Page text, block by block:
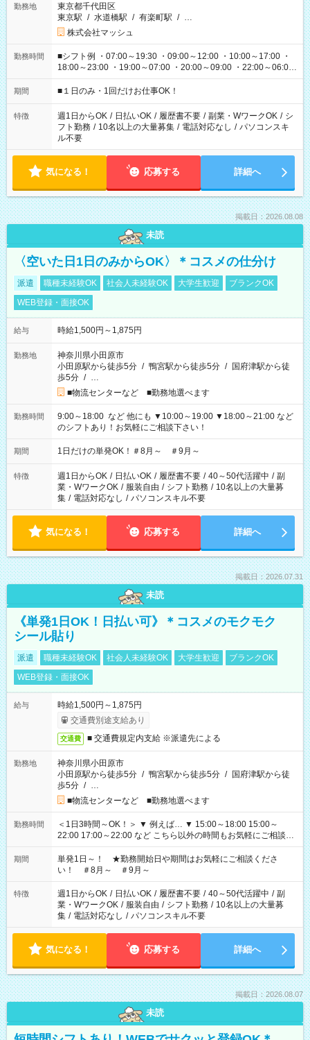
勤務地
東京都千代田区
東京駅 / 水道橋駅 / 有楽町駅 / …
株式会社マッシュ
勤務時間
■シフト例 ・07:00～19:30 ・09:00～12:00 ・10:00～17:00 ・
18:00～23:00 ・19:00～07:00 ・20:00～09:00 ・22:00～06:00
etc ★最短で3時間で5,120円のお仕事から 15時間で2万円近く稼
げるお仕事も！ ご希望のお時間に合わせてご紹介！ ※シフトは
ください！
期間 ■１日のみ・1回だけお仕事OK！
特徴 週1日からOK / 日払いOK / 履歴書不要 / 副業・WワークOK / シ
フト勤務 / 10名以上の大量募集 / 電話対応なし / パソコンスキ
ル不要
気になる！ 応募する 詳細へ
掲載日：2026.08.08
未読
〈空いた日1日のみからOK〉＊コスメの仕分け
派遣 職種未経験OK 社会人未経験OK 大学生歓迎
ブランクOK
WEB登録・面接OK
給与 時給1,500円～1,875円
勤務地
神奈川県小田原市
小田原駅から徒歩5分 / 鴨宮駅から徒歩5分 / 国府津駅から徒
歩5分 / …
■物流センターなど ■勤務地選べます
勤務時間
9:00～18:00 など 他にも ▼10:00～19:00 ▼18:00～21:00 など
のシフトあり！お気軽にご相談下さい！
期間 1日だけの単発OK！＃8月～ ＃9月～
特徴 週1日からOK / 日払いOK / 履歴書不要 / 40～50代活躍中 / 副
業・WワークOK / 服装自由 / シフト勤務 / 10名以上の大量募
集 / 電話対応なし / パソコンスキル不要
気になる！ 応募する 詳細へ
掲載日：2026.07.31
未読
《単発1日OK！日払い可》＊コスメのモクモク
シール貼り
派遣 職種未経験OK 社会人未経験OK 大学生歓迎
ブランクOK
WEB登録・面接OK
給与
時給1,500円～1,875円
交通費別途支給あり
交通費 ■ 交通費規定内支給 ※派遣先による
勤務地
神奈川県小田原市
小田原駅から徒歩5分 / 鴨宮駅から徒歩5分 / 国府津駅から徒
歩5分 / …
■物流センターなど ■勤務地選べます
勤務時間
＜1日3時間～OK！＞ ▼ 例えば… ▼ 15:00～18:00 15:00～
22:00 17:00～22:00 など こちら以外の時間もお気軽にご相談く
ださい！
期間
単発1日～！ ★勤務開始日や期間はお気軽にご相談くださ
い！ ＃8月～ ＃9月～
特徴 週1日からOK / 日払いOK / 履歴書不要 / 40～50代活躍中 / 副
業・WワークOK / 服装自由 / シフト勤務 / 10名以上の大量募
集 / 電話対応なし / パソコンスキル不要
気になる！ 応募する 詳細へ
掲載日：2026.08.07
未読